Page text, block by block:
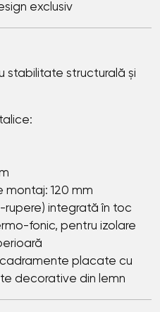
exclusiv
stabilitate structurală și
120 mm
rupere) integrată în toc
fonic, pentru izolare
placate cu
decorative din lemn